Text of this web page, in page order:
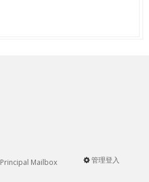
User
管理登入
Principal Mailbox